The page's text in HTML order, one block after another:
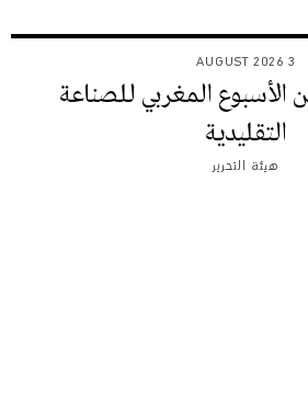
3 AUGUST 2026
المغربي للصناعة
التقليدية
هيئة التحرير